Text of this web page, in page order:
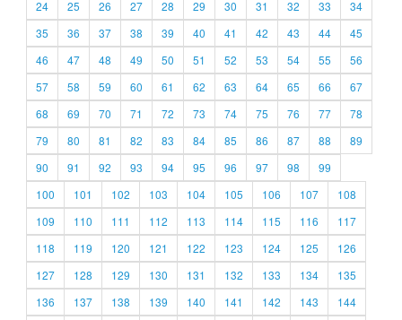
24
25 26 27 28 29 30 31 32 33
34
35
36 37 38 39 40 41 42 43 44
45
46
47 48 49 50 51 52 53 54 55
56
57
58 59 60 61 62 63 64 65 66
67
68
69 70 71 72 73 74 75 76 77
78
79
80 81 82 83 84 85 86 87 88
89
90
91 92 93 94 95 96 97 98
99
100
101 102 103 104 105 106 107
108
109
110 111 112 113 114 115 116
117
118
119 120 121 122 123 124 125
126
127
128 129 130 131 132 133 134
135
136
137 138 139 140 141 142 143
144